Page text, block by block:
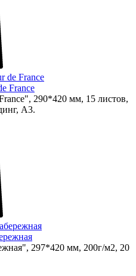
France
290*420 мм, 15 листов,
А3.
297*420 мм, 200г/м2, 20